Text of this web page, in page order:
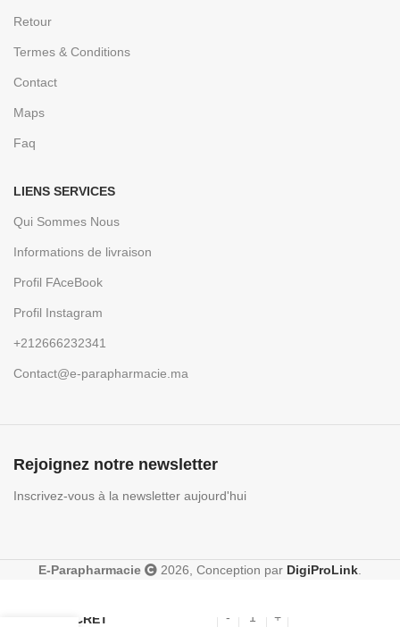
Retour
Termes & Conditions
Contact
Maps
Faq
LIENS SERVICES
Qui Sommes Nous
Informations de livraison
Profil FAceBook
Profil Instagram
+212666232341
Contact@e-parapharmacie.ma
Rejoignez notre newsletter
Inscrivez-vous à la newsletter aujourd'hui
E-Parapharmacie 2026, Conception par DigiProLink
SECRET